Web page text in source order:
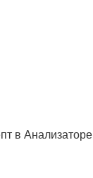
в Анализаторе